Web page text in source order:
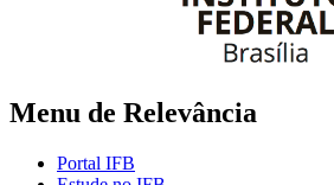
Menu de Relevância
Portal IFB